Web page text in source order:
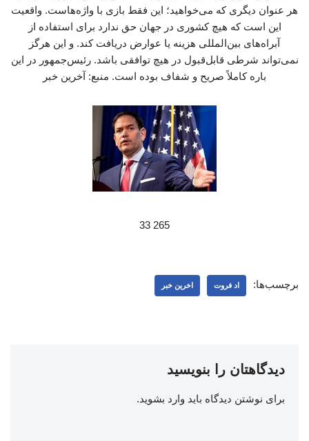
هر عنوان دیگری که می‌خواهید؛ این فقط بازی با واژه‌هاست. واقعیت
این است که هیچ کشوری در جهان حق ندارد برای استفاده از
آبراه‌های بین‌المللی هزینه یا عوارض دریافت کند. و این هرگز
نمی‌تواند شرطی قابل‌قبول در هیچ توافقی باشد. رئیس‌جمهور در این
باره کاملاً صریح و شفاف بوده است. منبع: آخرین خبر
265 33
برچسب‌ها: اد فروت اخرین خبر
دیدگاهتان را بنویسید
برای نوشتن دیدگاه باید وارد بشوید.